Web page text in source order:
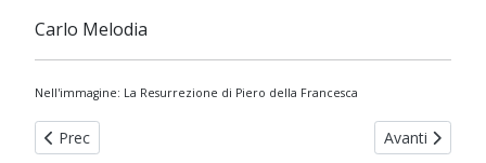
Carlo Melodia
Nell'immagine: La Resurrezione di Piero della Francesca
Articolo precedente: Sylvie Huck, un Angelo ci ha lasciato.
Prec Articolo
Avanti